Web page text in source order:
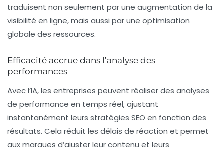
traduisent non seulement par une augmentation de la
visibilité en ligne, mais aussi par une optimisation
globale des ressources.
Efficacité accrue dans l’analyse des
performances
Avec l’IA, les entreprises peuvent réaliser des analyses
de performance en temps réel, ajustant
instantanément leurs stratégies SEO en fonction des
résultats. Cela réduit les délais de réaction et permet
aux marques d’ajuster leur contenu et leurs